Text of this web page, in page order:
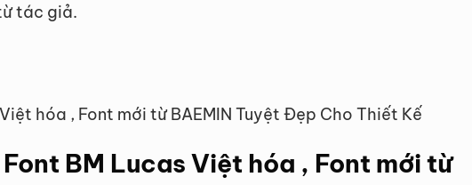
tác giả.
hóa , Font mới từ BAEMIN Tuyệt Đẹp Cho Thiết Kế
BM Lucas Việt hóa , Font mới từ